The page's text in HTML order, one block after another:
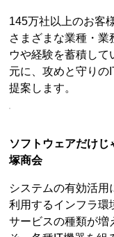
145万社以上のお客
さまざまな業種・業
ウや経験を蓄積して
元に、攻めと守りの
提案します。
ソフトウェアだけ
塚商会
システムの有効活用
利用するインフラ環
サービスの種類が増